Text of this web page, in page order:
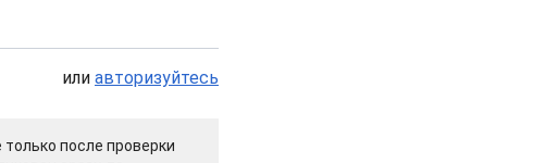
или авторизуйтесь
после проверки